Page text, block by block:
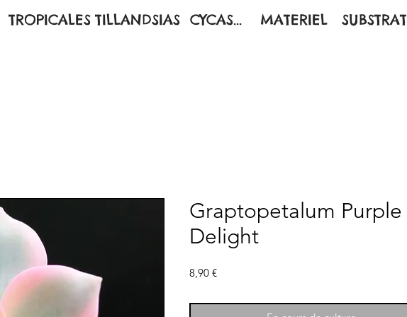
TROPICALES TILLANDSIAS CYCAS... MATERIEL SUBSTRAT
Graptopetalum Purple
Delight
8,90 €Prix